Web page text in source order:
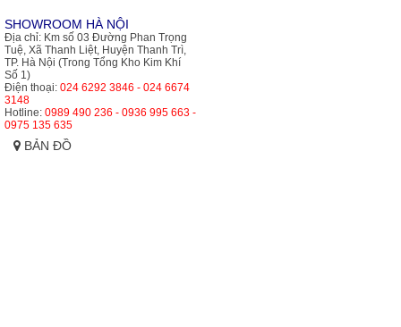
SHOWROOM HÀ NỘI
Địa chỉ: Km số 03 Đường Phan Trọng
Tuệ, Xã Thanh Liệt, Huyện Thanh Trì,
TP. Hà Nội (Trong Tổng Kho Kim Khí
Số 1)
Điện thoại: 024 6292 3846 - 024 6674
3148
Hotline: 0989 490 236 - 0936 995 663 -
0975 135 635
BẢN ĐỒ